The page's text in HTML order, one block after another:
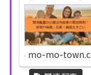
mo-mo-